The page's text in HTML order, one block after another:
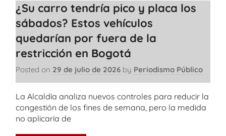
¿Su carro tendría pico y placa los
sábados? Estos vehículos
quedarían por fuera de la
restricción en Bogotá
Posted on 29 de julio de 2026 by Periodismo Público
La Alcaldía analiza nuevos controles para reducir la
congestión de los fines de semana, pero la medida
no aplicaría de